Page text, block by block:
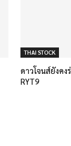
THAI STOCK
ดาวโจนส์ยังคง
RYT9